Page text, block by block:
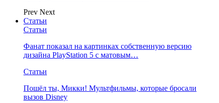
Prev Next
Статьи
Статьи
Фанат показал на картинках собственную версию
дизайна PlayStation 5 с матовым…
Статьи
Пошёл ты, Микки! Мультфильмы, которые бросали
вызов Disney